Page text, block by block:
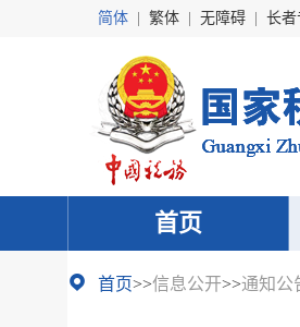
简体 繁体 无障碍 长者
首页
首页>>信息公开>>通知公